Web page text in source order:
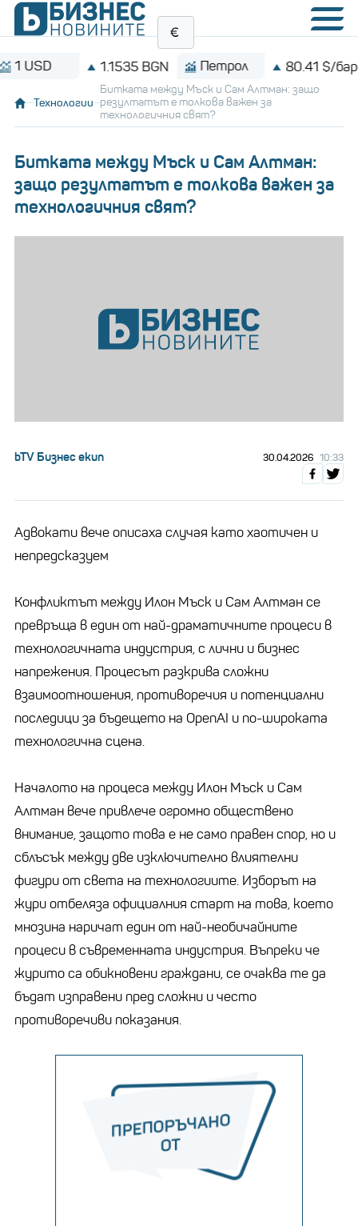
1.1535 BGN Петрол 80.41 $/барел
Технологии
Битката между Мъск и Сам Алтман: защо
резултатът е толкова важен за
технологичния свят?
Битката между Мъск и Сам Алтман:
защо резултатът е толкова важен за
технологичния свят?
bTV Бизнес екип 30.04.2026 10:33
Адвокати вече описаха случая като хаотичен и
непредсказуем
Конфликтът между Илон Мъск и Сам Алтман се
превръща в един от най-драматичните процеси в
технологичната индустрия, с лични и бизнес
напрежения. Процесът разкрива сложни
взаимоотношения, противоречия и потенциални
последици за бъдещето на OpenAI и по-широката
технологична сцена.
Началото на процеса между Илон Мъск и Сам
Алтман вече привлече огромно обществено
внимание, защото това е не само правен спор, но и
сблъсък между две изключително влиятелни
фигури от света на технологиите. Изборът на
жури отбеляза официалния старт на това, което
мнозина наричат ​​един от най-необичайните
процеси в съвременната индустрия. Въпреки че
журито са обикновени граждани, се очаква те да
бъдат изправени пред сложни и често
противоречиви показания.